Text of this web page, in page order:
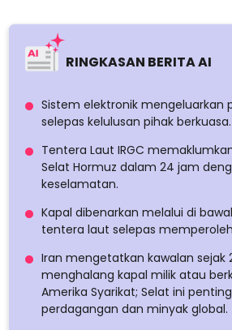
RINGKASAN BERITA AI
Sistem elektronik mengeluarkan
selepas kelulusan pihak berkuasa.
Tentera Laut IRGC
Selat Hormuz dalam 24 jam
keselamatan.
Kapal dibenarkan melalui di
tentera laut selepas
Iran mengetatkan kawalan sejak
menghalang kapal milik atau
Amerika Syarikat; Selat ini
perdagangan dan minyak global.